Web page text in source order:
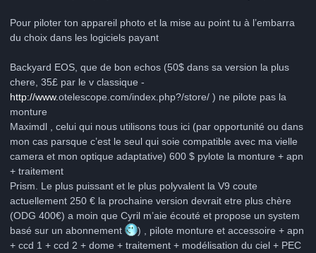
Pour piloter ton appareil photo et la mise au point tu à l’embarra
du choix dans les logiciels payant
Backyard EOS, que de bon echos (50$ dans sa version la plus
chere, 35£ par le v classique -
http://www.otelescope.com/index.php?/store/ ) ne pilote pas la
monture
Maximdl , celui qui nous utilisons tous ici (par opportunité ou dans
mon cas parsque c’est le seul qui soie compatible avec ma vielle
camera et mon optique adaptative) 600 $ pylote la monture + apn
+ traitement
Prism. Le plus puissant et le plus polyvalent la V9 coute
actuellement 250 € la prochaine version devrait etre plus chère
(ODG 400€) a moin que Cyril m’aie écouté et propose un system
basé sur un abonnement
) , pilote monture et accessoire + apn
+ ccd 1 + ccd 2 + dome + traitement + modélisation du ciel + PEC